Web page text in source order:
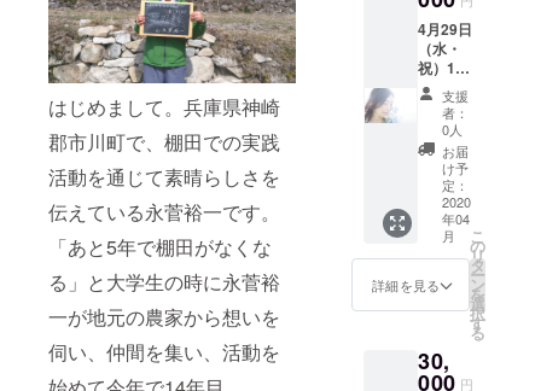
はじめまして。兵庫県神崎
郡市川町で、棚田での実践
活動を通じて素晴らしさを
伝えている永菅裕一です。
「あと5年で棚田がなくな
る」と大学生の時に永菅裕
一が地元の農家から想いを
伺い、仲間を集い、活動を
を実践し、
人の幸せを
広げ、繋げ
ている。
本当に食べ
て涙が出る
ぐらいの感
動できる体
験・米・野
菜の栽培を
実践してい
そして、多
イター
dakara
m (ダ
カラン)
さん
（写真
の女
性）の
素敵な
歌声も
聴けま
す。
（旬の
野菜、
農薬化
い棚田
米の昼
4月29日
（水・
祝）17
時～19
時 クラ
ウド
ファン
ディン
グ感謝
イベン
ト 大人
1人ご招
待券 シ
ンガー
ソング
ライ
dakara
m (ダ
支援
者：
0人
お届
け予
定：
2020
年04
月
詳細を見る
こ
の
リ
タ
ー
ン
を
選
択
す
る
30,
000 円